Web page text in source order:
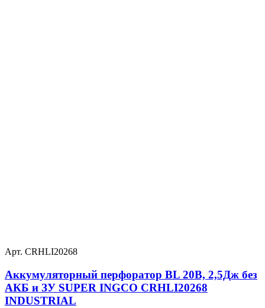
Арт. CRHLI20268
Аккумуляторный перфоратор BL 20В, 2,5Дж без
АКБ и ЗУ SUPER INGCO CRHLI20268
INDUSTRIAL